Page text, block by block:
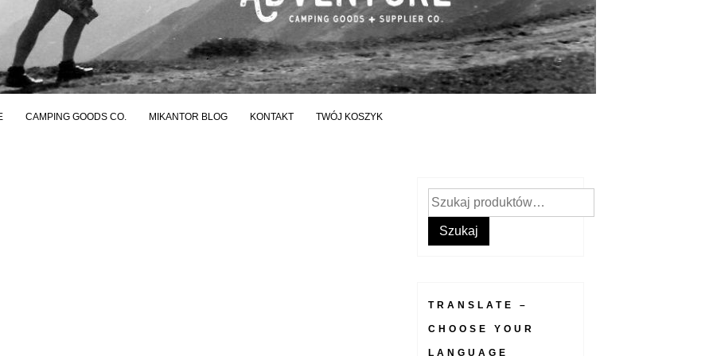
CAMPING GOODS CO. MIKANTOR BLOG KONTAKT TWÓJ KOSZYK
Szukaj:
Szukaj
TRANSLATE –
CHOOSE YOUR
LANGUAGE